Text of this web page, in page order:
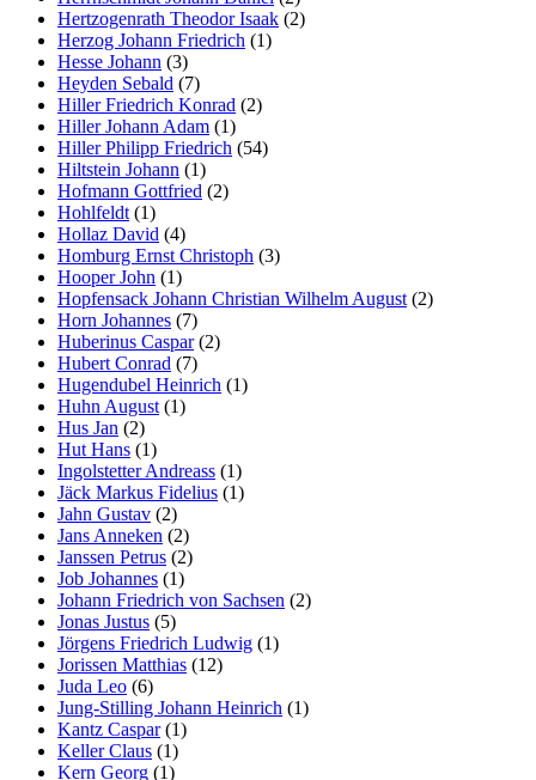
Hertzogenrath Theodor Isaak (2)
Herzog Johann Friedrich (1)
Hesse Johann (3)
Heyden Sebald (7)
Hiller Friedrich Konrad (2)
Hiller Johann Adam (1)
Hiller Philipp Friedrich (54)
Hiltstein Johann (1)
Hofmann Gottfried (2)
Hohlfeldt (1)
Hollaz David (4)
Homburg Ernst Christoph (3)
Hooper John (1)
Hopfensack Johann Christian Wilhelm August (2)
Horn Johannes (7)
Huberinus Caspar(2)
Hubert Conrad (7)
Hugendubel Heinrich (1)
Huhn August (1)
Hus Jan (2)
Hut Hans (1)
Ingolstetter Andreass (1)
Jäck Markus Fidelius (1)
Jahn Gustav (2)
Jans Anneken (2)
Janssen Petrus (2)
Job Johannes (1)
Johann Friedrich von Sachsen (2)
Jonas Justus (5)
Jörgens Friedrich Ludwig (1)
Jorissen Matthias (12)
Juda Leo (6)
Jung-Stilling Johann Heinrich (1)
Kantz Caspar(1)
Keller Claus (1)
Kern Georg (1)